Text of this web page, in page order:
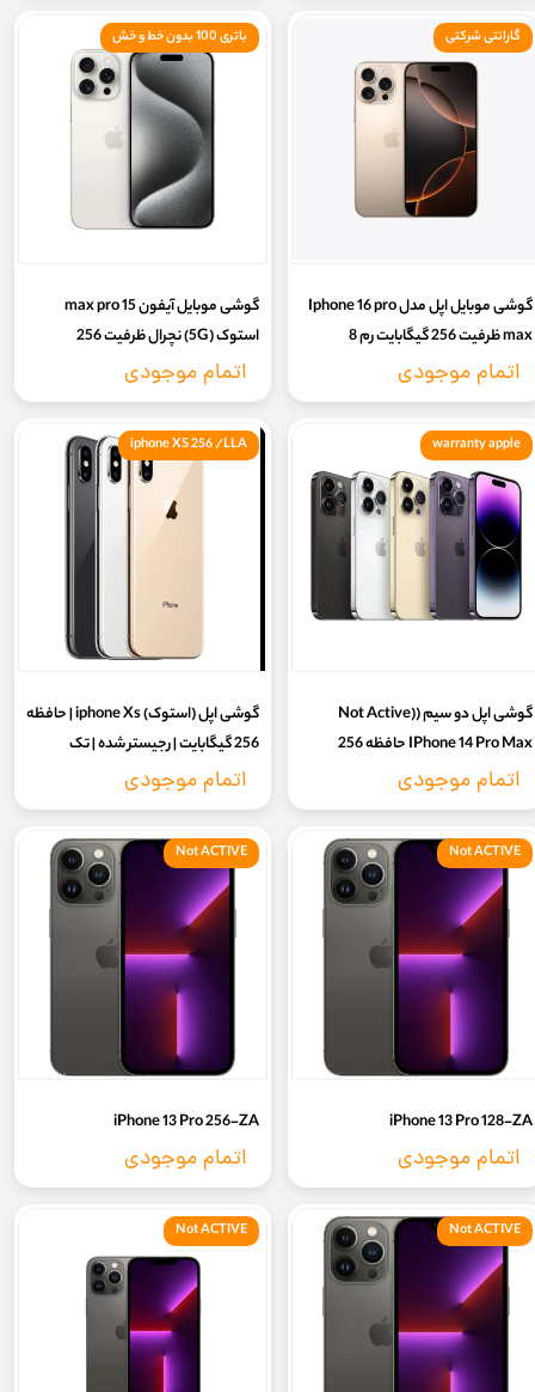
گوشی موبایل اپل مدل Iphone 16 pro
max ظرفیت 256 گیگابایت رم 8
- اصلی - (گارانتی 18ماه شرکتی- کد
فعالسازی رجیستری)
اتمام موجودی
گارانتی شرکتی
گوشی موبایل آیفون 15 max pro
استوک (5G) نچرال ظرفیت 256
گیگابایت و رم 8 گیگابایت – دو سیم
کارت – ZA/A
اتمام موجودی
باتری 100 بدون خط و خش
گوشی اپل دو سیم (Not Active)
IPhone 14 Pro Max حافظه 256
گیگابایت- آکبند/پلمب شرکتی - نات
اکتیو
اتمام موجودی
warranty apple
گوشی اپل (استوک) iphone Xs | حافظه
256 گیگابایت | رجیستر شده | تک
سیمکارت | مشکی | Apple iphone Xs
256 LL/A (Stock) | بدون بازشدگی
سری M اصلی
اتمام موجودی
iphone XS 256 /LLA
iPhone 13 Pro 128-ZA
اتمام موجودی
Not ACTIVE
iPhone 13 Pro 256-ZA
اتمام موجودی
Not ACTIVE
Not ACTIVE
Not ACTIVE